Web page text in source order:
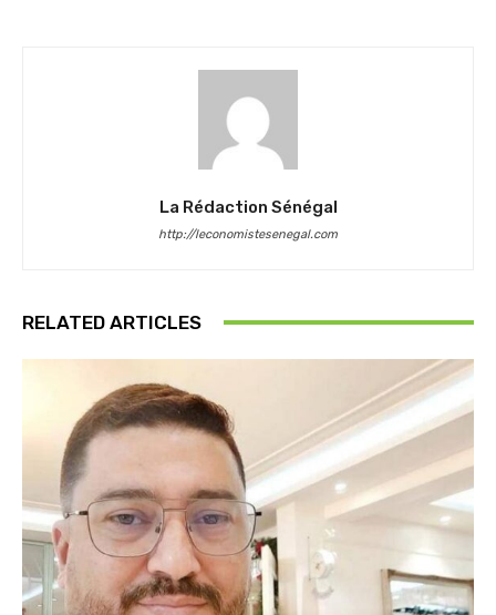
La Rédaction Sénégal
http://leconomistesenegal.com
RELATED ARTICLES